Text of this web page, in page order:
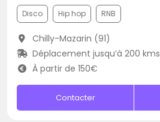
Disco Hip hop RNB
Chilly-Mazarin (91)
Déplacement jusqu’à 200 kms
À partir de 150€
Contacter